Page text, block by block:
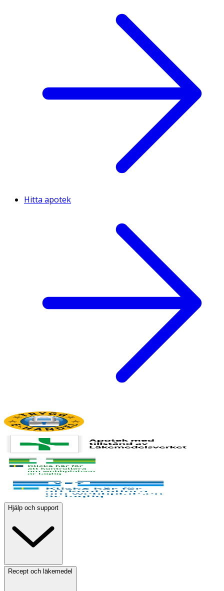
Hitta apotek
Hjälp och support
Recept och läkemedel